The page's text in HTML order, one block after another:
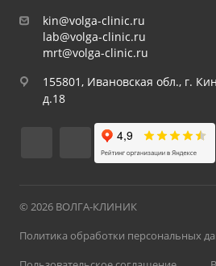
kin@volga-clinic.ru
lab@volga-clinic.ru
mrt@volga-clinic.ru
155801, Ивановская обл., г.
д.18
© 2026 ВОЛГА-КЛИНИК
Политика обработки персональных